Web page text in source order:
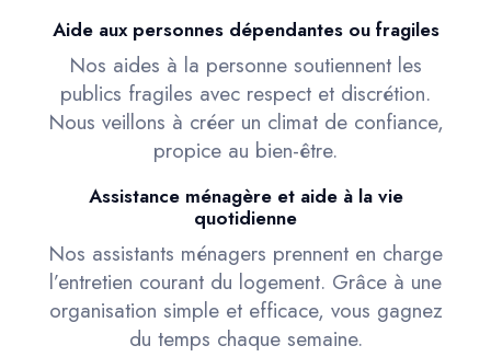
Aide aux personnes dépendantes ou fragiles
Nos aides à la personne soutiennent les
publics fragiles avec respect et discrétion.
Nous veillons à créer un climat de confiance,
propice au bien-être.
Assistance ménagère et aide à la vie
quotidienne
Nos assistants ménagers prennent en charge
l’entretien courant du logement. Grâce à une
organisation simple et efficace, vous gagnez
du temps chaque semaine.